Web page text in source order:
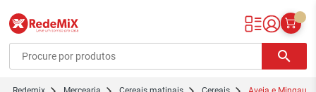
Redemix – Supermercado Online
search